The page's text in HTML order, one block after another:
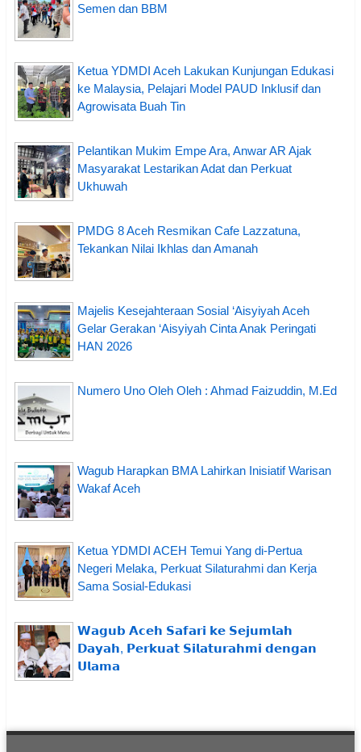
Semen dan BBM
Ketua YDMDI Aceh Lakukan Kunjungan Edukasi
ke Malaysia, Pelajari Model PAUD Inklusif dan
Agrowisata Buah Tin
Pelantikan Mukim Empe Ara, Anwar AR Ajak
Masyarakat Lestarikan Adat dan Perkuat
Ukhuwah
PMDG 8 Aceh Resmikan Cafe Lazzatuna,
Tekankan Nilai Ikhlas dan Amanah
Majelis Kesejahteraan Sosial ‘Aisyiyah Aceh
Gelar Gerakan ‘Aisyiyah Cinta Anak Peringati
HAN 2026
Numero Uno Oleh Oleh : Ahmad Faizuddin, M.Ed
Wagub Harapkan BMA Lahirkan Inisiatif Warisan
Wakaf Aceh
Ketua YDMDI ACEH Temui Yang di-Pertua
Negeri Melaka, Perkuat Silaturahmi dan Kerja
Sama Sosial-Edukasi
𝗪𝗮𝗴𝘂𝗯 𝗔𝗰𝗲𝗵 𝗦𝗮𝗳𝗮𝗿𝗶 𝗸𝗲 𝗦𝗲𝗷𝘂𝗺𝗹𝗮𝗵
𝗗𝗮𝘆𝗮𝗵, 𝗣𝗲𝗿𝗸𝘂𝗮𝘁 𝗦𝗶𝗹𝗮𝘁𝘂𝗿𝗮𝗵𝗺𝗶 𝗱𝗲𝗻𝗴𝗮𝗻
𝗨𝗹𝗮𝗺𝗮